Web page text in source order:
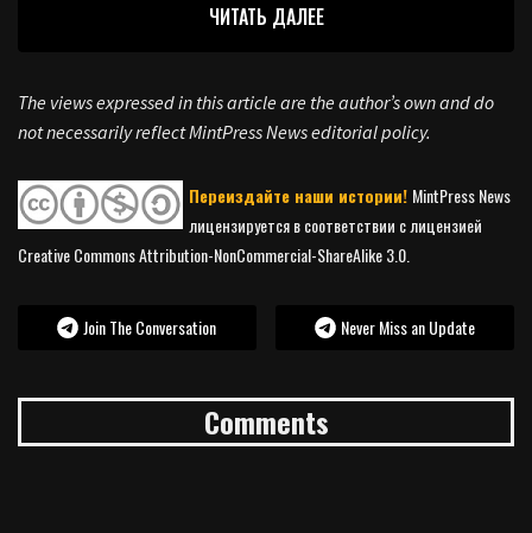
ЧИТАТЬ ДАЛЕЕ
The views expressed in this article are the author’s own and do
not necessarily reflect MintPress News editorial policy.
Переиздайте наши истории! MintPress News
лицензируется в соответствии с лицензией
Creative Commons Attribution-NonCommercial-ShareAlike 3.0.
Join The Conversation Never Miss an Update
Comments